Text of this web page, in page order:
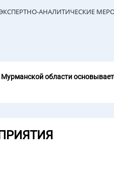
АНАЛИТИЧЕСКИЕ
области